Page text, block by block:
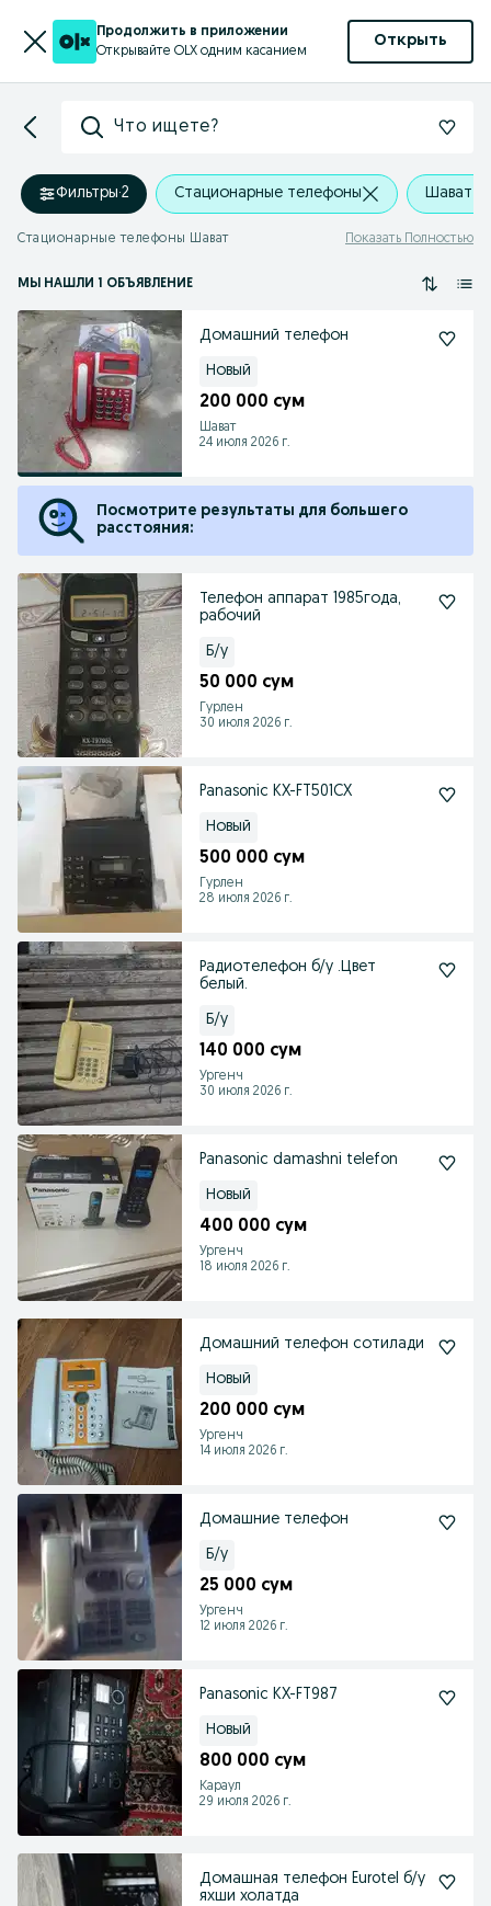
Продолжить в приложении
Открывайте OLX одним касанием
Открыть
Что ищете?
Фильтры·2 Стационарные телефоны Шават
Стационарные телефоны Шават Показать Полностью
МЫ НАШЛИ 1 ОБЪЯВЛЕНИЕ
Домашний телефон
Новый
200 000 сум
Шават
24 июля 2026 г.
Посмотрите результаты для большего
расстояния:
Телефон аппарат 1985года,
рабочий
Б/у
50 000 сум
Гурлен
30 июля 2026 г.
Panasonic KX-FT501CX
Новый
500 000 сум
Гурлен
28 июля 2026 г.
Радиотелефон б/у .Цвет
белый.
Б/у
140 000 сум
Ургенч
30 июля 2026 г.
Panasonic damashni telefon
Новый
400 000 сум
Ургенч
18 июля 2026 г.
Домашний телефон сотилади
Новый
200 000 сум
Ургенч
14 июля 2026 г.
Домашние телефон
Б/у
25 000 сум
Ургенч
12 июля 2026 г.
Panasonic KX-FT987
Новый
800 000 сум
Караул
29 июля 2026 г.
Домашная телефон Eurotel б/у
яхши холатда